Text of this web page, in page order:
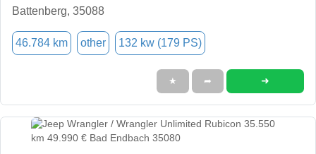
Battenberg, 35088
46.784 km other 132 kw (179 PS)
★ ➦ ➜